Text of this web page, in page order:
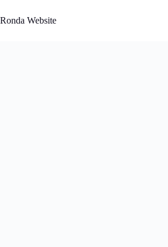
al
contenido
Ronda Website